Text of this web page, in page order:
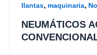
llantas, maquinaria,
NEUMÁTICOS